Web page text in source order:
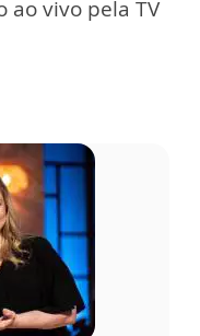
ao vivo pela TV